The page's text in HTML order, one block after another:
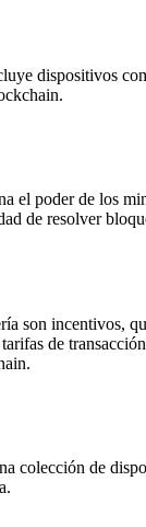
dispositivos
el poder de los
de resolver
son incentivos,
de
colección de